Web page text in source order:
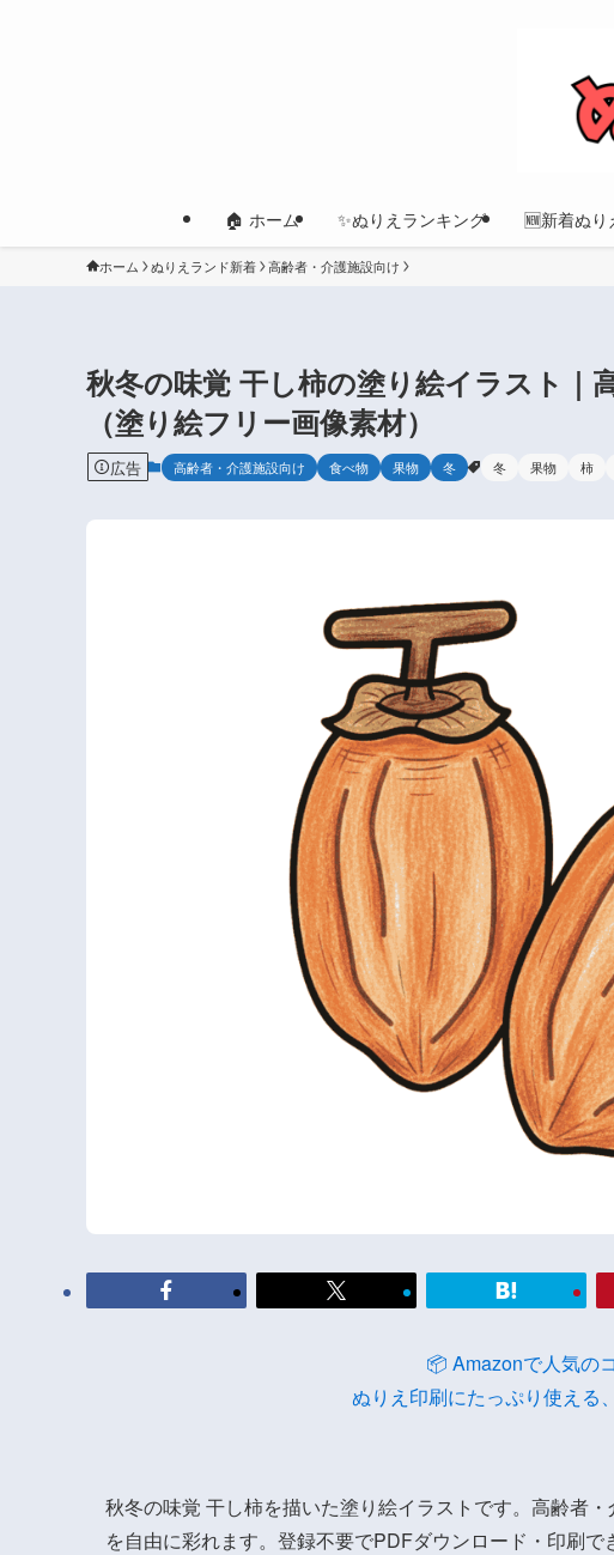
🏠 ホーム ✨ぬりえランキング 🆕新着ぬり
ホーム ぬりえランド新着 高齢者・介護施設向け
秋冬の味覚 干し柿の塗り絵イラスト｜
（塗り絵フリー画像素材）
広告 高齢者・介護施設向け 食べ物 果物 冬 冬 果物 柿
📦 Amazonで人気の
ぬりえ印刷にたっぷり使える
秋冬の味覚 干し柿を描いた塗り絵イラストです。高齢者
を自由に彩れます。登録不要でPDFダウンロード・印刷で